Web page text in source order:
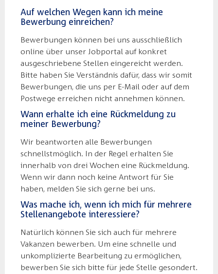
Auf welchen Wegen kann ich meine
Bewerbung einreichen?
Bewerbungen können bei uns ausschließlich
online über unser Jobportal auf konkret
ausgeschriebene Stellen eingereicht werden.
Bitte haben Sie Verständnis dafür, dass wir somit
Bewerbungen, die uns per E-Mail oder auf dem
Postwege erreichen nicht annehmen können.
Wann erhalte ich eine Rückmeldung zu
meiner Bewerbung?
Wir beantworten alle Bewerbungen
schnellstmöglich. In der Regel erhalten Sie
innerhalb von drei Wochen eine Rückmeldung.
Wenn wir dann noch keine Antwort für Sie
haben, melden Sie sich gerne bei uns.
Was mache ich, wenn ich mich für mehrere
Stellenangebote interessiere?
Natürlich können Sie sich auch für mehrere
Vakanzen bewerben. Um eine schnelle und
unkomplizierte Bearbeitung zu ermöglichen,
bewerben Sie sich bitte für jede Stelle gesondert.